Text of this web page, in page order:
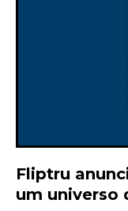
Fliptru
um universo